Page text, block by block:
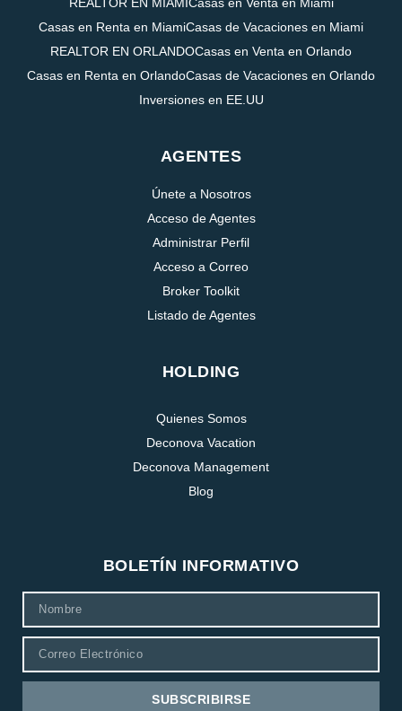
Casas en Renta en MiamiCasas de Vacaciones en Miami
REALTOR EN ORLANDOCasas en Venta en Orlando
Casas en Renta en OrlandoCasas de Vacaciones en Orlando
Inversiones en EE.UU
AGENTES
Únete a Nosotros
Acceso de Agentes
Administrar Perfil
Acceso a Correo
Broker Toolkit
Listado de Agentes
HOLDING
Quienes Somos
Deconova Vacation
Deconova Management
Blog
BOLETÍN INFORMATIVO
SUBSCRIBIRSE